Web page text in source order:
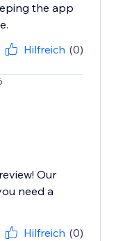
the app
Hilfreich (0)
Our
need a
Hilfreich (0)